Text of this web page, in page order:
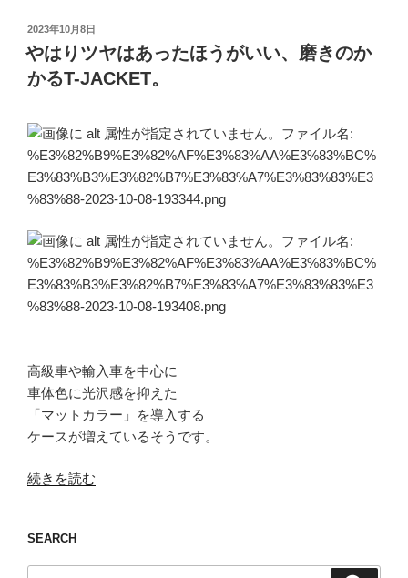
投
稿
日:
2023年10月8日
やはりツヤはあったほうがいい、磨きのか
かるT-JACKET。
高級車や輸入車を中心に
車体色に光沢感を抑えた
「マットカラー」を導入する
ケースが増えているそうです。
“や
ツ
ヤ
続きを読む
SEARCH